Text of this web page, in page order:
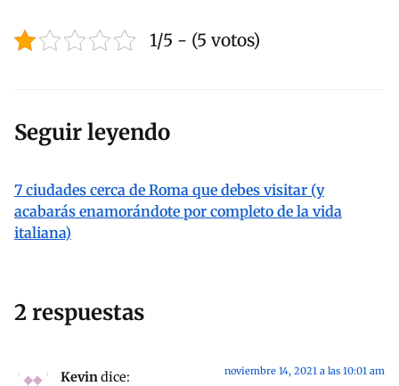
1/5 - (5 votos)
Seguir leyendo
7 ciudades cerca de Roma que debes visitar (y
acabarás enamorándote por completo de la vida
italiana)
2 respuestas
Kevindice: noviembre 14, 2021 a las 10:01 am